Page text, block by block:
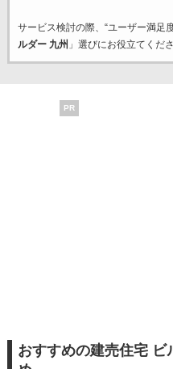
サービス検討の際、“ユーザー満足
ルダー 九州 」選びにお役立てくださ
PR
おすすめの建売住宅 ビ